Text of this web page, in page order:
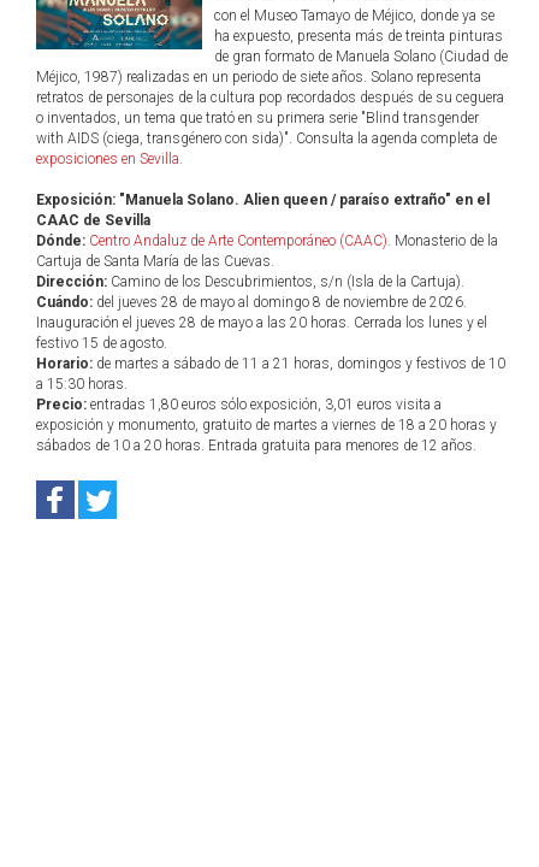
con el Museo Tamayo de Méjico, donde ya se
ha expuesto, presenta más de treinta pinturas
de gran formato de Manuela Solano (Ciudad de
Méjico, 1987) realizadas en un periodo de siete años. Solano representa
retratos de personajes de la cultura pop recordados después de su ceguera
o inventados, un tema que trató en su primera serie "Blind transgender
with AIDS (ciega, transgénero con sida)". Consulta la agenda completa de
exposiciones en Sevilla.
Exposición: "Manuela Solano. Alien queen / paraíso extraño" en el
CAAC de Sevilla
Dónde: Centro Andaluz de Arte Contemporáneo (CAAC). Monasterio de la
Cartuja de Santa María de las Cuevas.
Dirección: Camino de los Descubrimientos, s/n (Isla de la Cartuja).
Cuándo: del jueves 28 de mayo al domingo 8 de noviembre de 2026.
Inauguración el jueves 28 de mayo a las 20 horas. Cerrada los lunes y el
festivo 15 de agosto.
Horario: de martes a sábado de 11 a 21 horas, domingos y festivos de 10
a 15:30 horas.
Precio: entradas 1,80 euros sólo exposición, 3,01 euros visita a
exposición y monumento, gratuito de martes a viernes de 18 a 20 horas y
sábados de 10 a 20 horas. Entrada gratuita para menores de 12 años.